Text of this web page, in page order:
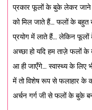
प्रकार फूलों के बुके लेकर
को मिल जाते हैं… फलों के बहुत
प्रयोग में लाते हैं… लेकिन
अच्छा हो यदि हम ताज़े फलों
आ ही जाएँगे… स्वास्थ्य के लिए
में तो विशेष रूप से फलाहार
अर्चन गर्ग जी से फलों के बुके